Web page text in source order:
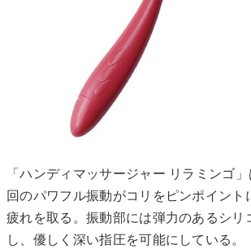
「ハンディマッサージャー リラミンゴ
回のパワフル振動がコリをピンポイント
疲れを取る。振動部には弾力のあるシリ
し、優しく深い指圧を可能にしている。